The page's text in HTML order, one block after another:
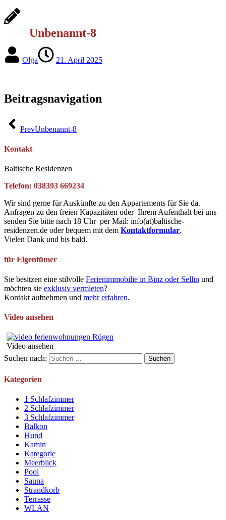
Unbenannt-8
Olga 21. April 2025
Beitragsnavigation
PrevUnbenannt-8
Kontakt
Baltische Residenzen
Telefon: 038393 669234
Wir sind gerne für Auskünfte zu den Appartements für Sie da.
Anfragen zu den freien Kapazitäten oder Ihrem Aufenthalt bei uns
senden Sie bitte nach 18 Uhr per Mail: info(at)baltische-
residenzen.de oder bequem mit dem Kontaktformular.
Vielen Dank und bis bald.
für Eigentümer
Sie besitzen eine stilvolle Ferienimmobilie in Binz oder Sellin und
möchten sie exklusiv vermieten?
Kontakt aufnehmen und mehr erfahren.
Video ansehen
Video ansehen
Suchen nach:
Kategorien
1 Schlafzimmer
2 Schlafzimmer
3 Schlafzimmer
Balkon
Hund
Kamin
Kategorie
Meerblick
Pool
Sauna
Strandkorb
Terrasse
WLAN